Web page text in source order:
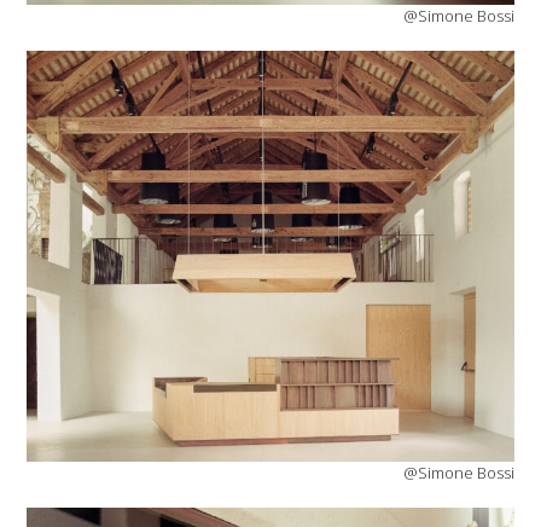
@Simone Bossi
@Simone Bossi